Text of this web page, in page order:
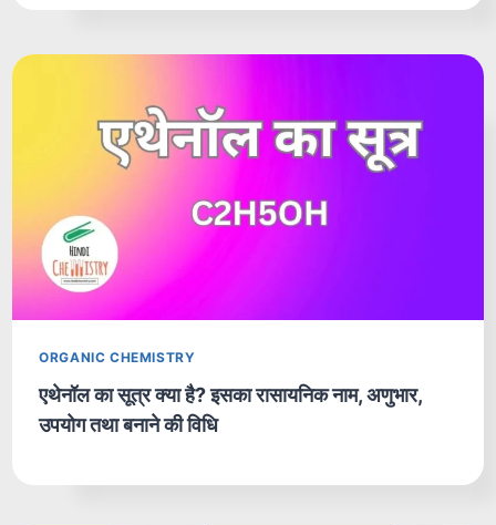
ORGANIC CHEMISTRY
एथेनॉल का सूत्र क्या है? इसका रासायनिक नाम, अणुभार,
उपयोग तथा बनाने की विधि